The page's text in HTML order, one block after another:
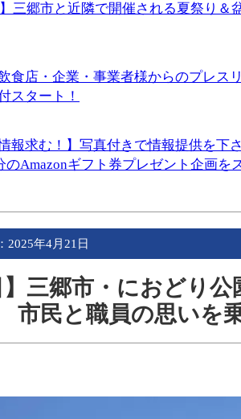
】三郷市と近隣で開催される夏祭り＆
食店・企業・事業者様からのプレス
スタート！
報求む！】写真付きで情報提供を下
のAmazonギフト券プレゼント企画を
2025年4月21日
】三郷市・におどり
市民と職員の思いを